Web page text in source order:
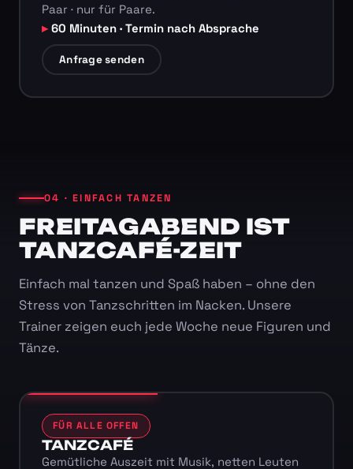
Paar · nur für Paare.
60 Minuten · Termin nach Absprache
Anfrage senden
04 · EINFACH TANZEN
FREITAGABEND IST
TANZCAFÉ-ZEIT
Einfach mal tanzen und Spaß haben – ohne den
Stress von Tanzschritten im Nacken. Unsere
Trainer zeigen euch jede Woche neue Figuren und
Tänze.
FÜR ALLE OFFEN
TANZCAFÉ
Gemütliche Auszeit mit Musik, netten Leuten